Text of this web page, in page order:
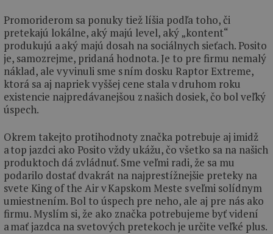
Promoriderom sa ponuky tiež líšia podľa toho, či
pretekajú lokálne, aký majú level, aký „kontent“
produkujú a aký majú dosah na sociálnych sieťach. Posito
je, samozrejme, pridaná hodnota. Je to pre firmu nemalý
náklad, ale vyvinuli sme s ním dosku Raptor Extreme,
ktorá sa aj napriek vyššej cene stala v druhom roku
existencie najpredávanejšou z našich dosiek, čo bol veľký
úspech.
Okrem takejto protihodnoty značka potrebuje aj imidž
a top jazdci ako Posito vždy ukážu, čo všetko sa na našich
produktoch dá zvládnuť. Sme veľmi radi, že sa mu
podarilo dostať dvakrát na najprestížnejšie preteky na
svete King of the Air v Kapskom Meste s veľmi solídnym
umiestnením. Bol to úspech pre neho, ale aj pre nás ako
firmu. Myslím si, že ako značka potrebujeme byť videní
a mať jazdca na svetových pretekoch je určite veľké plus.